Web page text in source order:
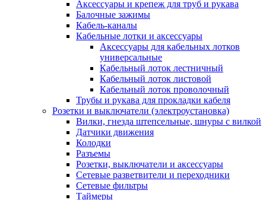
Аксессуары и крепеж для труб и рукава
Балочные зажимы
Кабель-каналы
Кабельные лотки и аксессуары
Аксессуары для кабельных лотков
универсальные
Кабельный лоток лестничный
Кабельный лоток листовой
Кабельный лоток проволочный
Трубы и рукава для прокладки кабеля
Розетки и выключатели (электроустановка)
Вилки, гнезда штепсельные, шнуры с вилкой
Датчики движения
Колодки
Разъемы
Розетки, выключатели и аксессуары
Сетевые разветвители и переходники
Сетевые фильтры
Таймеры